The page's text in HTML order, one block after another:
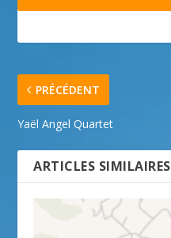
PRÉCÉDENT
Yaël Angel Quartet
ARTICLES SIMILAIRES